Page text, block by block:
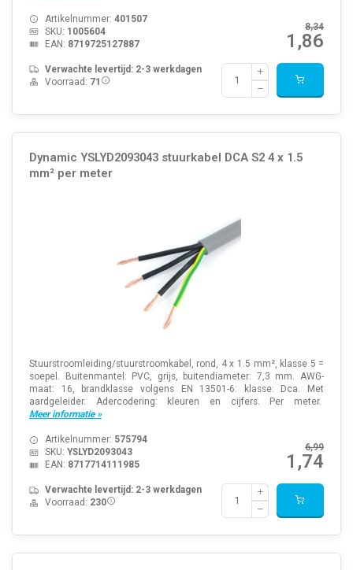
8,34
1,86
Artikelnummer: 401507
SKU: 1005604
EAN: 8719725127887
Verwachte levertijd: 2-3 werkdagen
Voorraad: 71
Dynamic YSLYD2093043 stuurkabel DCA S2 4 x 1.5
mm² per meter
Stuurstroomleiding/stuurstroomkabel, rond, 4 x 1.5 mm², klasse 5 =
soepel. Buitenmantel: PVC, grijs, buitendiameter: 7,3 mm. AWG-
maat: 16, brandklasse volgens EN 13501-6: klasse: Dca. Met
aardgeleider. Adercodering: kleuren en cijfers. Per meter.
Meer informatie »
6,99
1,74
Artikelnummer: 575794
SKU: YSLYD2093043
EAN: 8717714111985
Verwachte levertijd: 2-3 werkdagen
Voorraad: 230